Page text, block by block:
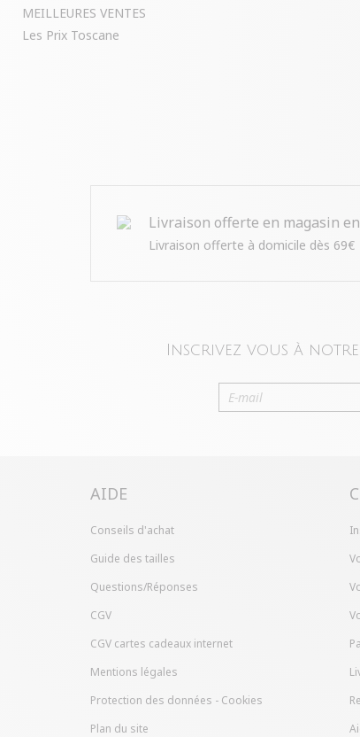
MEILLEURES VENTES
Les Prix Toscane
Livraison offerte en magasin
Livraison offerte à domicile dès 69€
Inscrivez vous à notre
AIDE
Conseils d'achat
Guide des tailles
Questions/Réponses
CGV
CGV cartes cadeaux internet
Mentions légales
Protection des données - Cookies
Plan du site